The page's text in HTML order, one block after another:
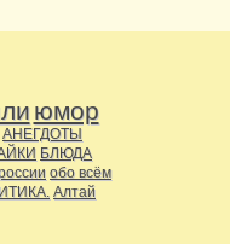
юмор
АНЕГДОТЫ
БЛЮДА
обо всём
Алтай